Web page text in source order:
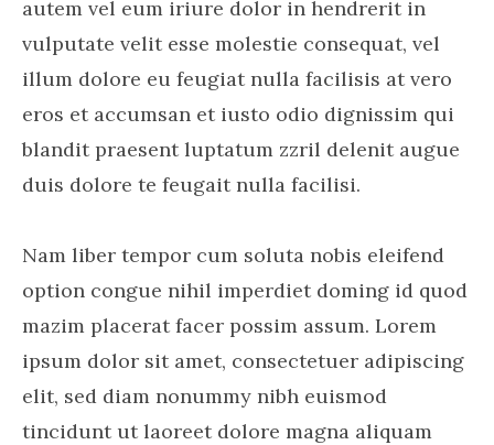
autem vel eum iriure dolor in hendrerit in
vulputate velit esse molestie consequat, vel
illum dolore eu feugiat nulla facilisis at vero
eros et accumsan et iusto odio dignissim qui
blandit praesent luptatum zzril delenit augue
duis dolore te feugait nulla facilisi.
Nam liber tempor cum soluta nobis eleifend
option congue nihil imperdiet doming id quod
mazim placerat facer possim assum. Lorem
ipsum dolor sit amet, consectetuer adipiscing
elit, sed diam nonummy nibh euismod
tincidunt ut laoreet dolore magna aliquam